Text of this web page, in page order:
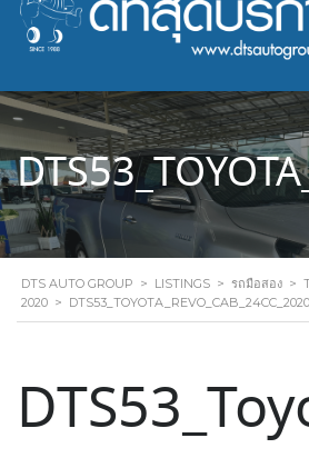
DTS AUTO GROUP > LISTINGS > รถมือสอง >
2020 >